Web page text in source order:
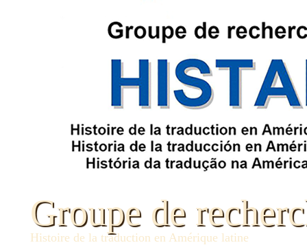
Groupe de
Histoire de la traduction en Amérique latine